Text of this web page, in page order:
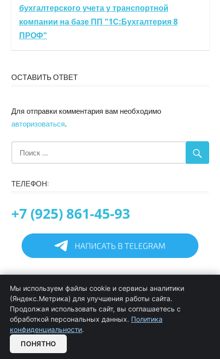
бухгалтерского учета у транспортной
компании на базе ПП "1С:Бухгалтерия 8
ПРОФ"
ОСТАВИТЬ ОТВЕТ
Для отправки комментария вам необходимо
авторизоваться.
ТЕЛЕФОН:
+7 (925) 861-45-93
Информация
Программирование в 1С услуги
Услуги обслуживания и сопровождения 1С
Цены на услуги программиста 1С
Мы используем файлы cookie и сервисы аналитики
(Яндекс.Метрика) для улучшения работы сайта.
Продолжая использовать сайт, вы соглашаетесь с
обработкой персональных данных. Политика
конфиденциальности.
ПОНЯТНО